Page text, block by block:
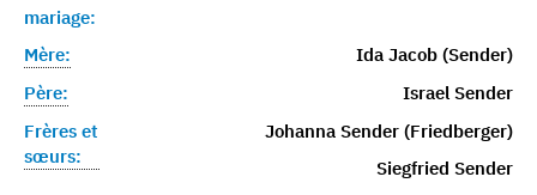
mariage:
Mère:
Ida Jacob (Sender)
Père:
Israel Sender
Frères et
sœurs:
Johanna Sender (Friedberger)
Siegfried Sender